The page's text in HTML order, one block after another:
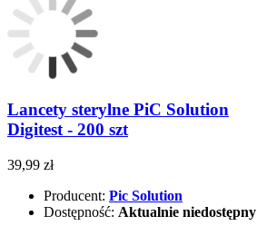
Lancety sterylne PiC Solution
Digitest - 200 szt
39,99 zł
Producent: Pic Solution
Dostępność: Aktualnie niedostępny